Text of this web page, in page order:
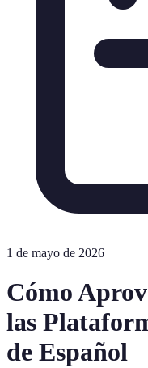
1 de mayo de 2026
Cómo
las
de Español